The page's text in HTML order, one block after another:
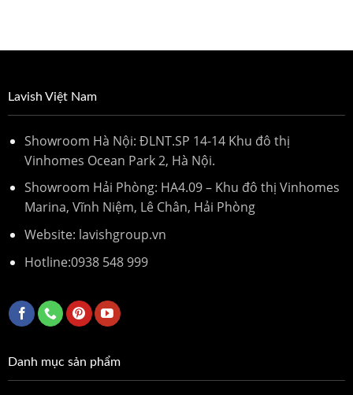
Lavish Việt Nam
Showroom Hà Nội: ĐLNT.SP 14-14 Khu đô thị
Vinhomes Ocean Park 2, Hà Nội.
Showroom Hải Phòng: HA4.09 – Khu đô thị Vinhomes
Marina, Vĩnh Niệm, Lê Chân, Hải Phòng
Website: lavishgroup.vn
Hotline:0938 548 999
Danh mục sản phẩm